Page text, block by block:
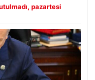
pazartesi